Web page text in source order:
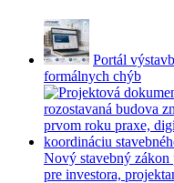
Portál
formálnych chýb
Nový stavebný zákon
pre investora,